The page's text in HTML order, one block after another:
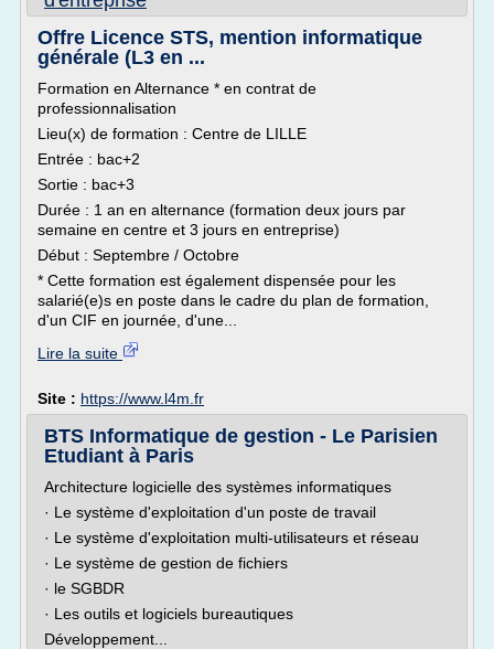
Offre Licence STS, mention informatique
générale (L3 en ...
Formation en Alternance * en contrat de
professionnalisation
Lieu(x) de formation : Centre de LILLE
Entrée : bac+2
Sortie : bac+3
Durée : 1 an en alternance (formation deux jours par
semaine en centre et 3 jours en entreprise)
Début : Septembre / Octobre
* Cette formation est également dispensée pour les
salarié(e)s en poste dans le cadre du plan de formation,
d'un CIF en journée, d'une...
Lire la suite
Site : https://www.l4m.fr
BTS Informatique de gestion - Le Parisien
Etudiant à Paris
Architecture logicielle des systèmes informatiques
· Le système d'exploitation d'un poste de travail
· Le système d'exploitation multi-utilisateurs et réseau
· Le système de gestion de fichiers
· le SGBDR
· Les outils et logiciels bureautiques
Développement...